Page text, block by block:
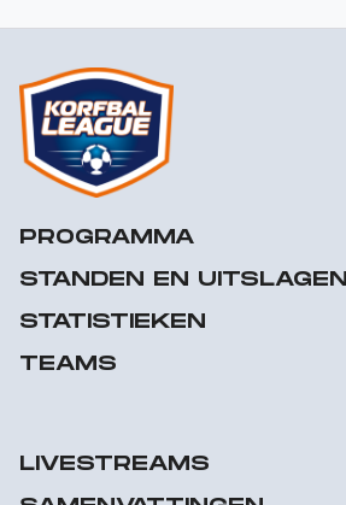
PROGRAMMA
STANDEN EN UITSLAGEN
STATISTIEKEN
TEAMS
LIVESTREAMS